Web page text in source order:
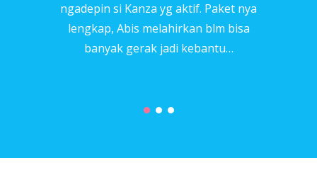
ngadepin si Kanza yg aktif. Paket nya
lengkap, Abis melahirkan blm bisa
banyak gerak jadi kebantu…